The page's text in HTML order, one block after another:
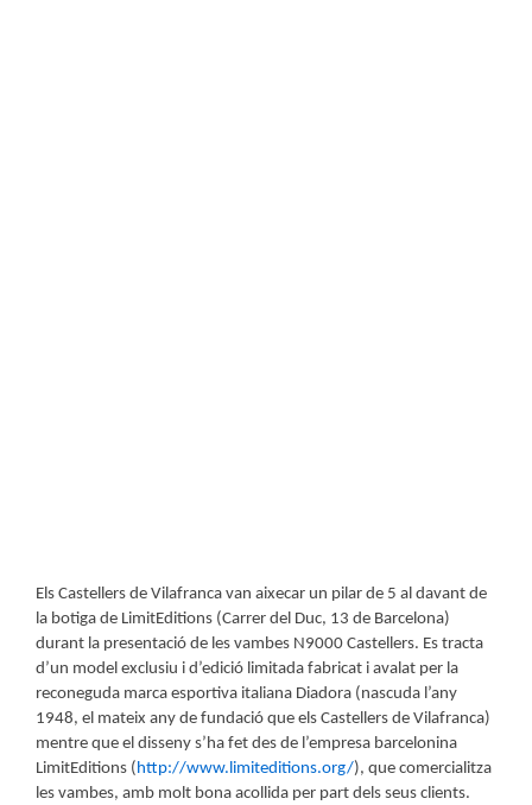
Els Castellers de Vilafranca van aixecar un pilar de 5 al davant de
la botiga de LimitEditions (Carrer del Duc, 13 de Barcelona)
durant la presentació de les vambes N9000 Castellers. Es tracta
d’un model exclusiu i d’edició limitada fabricat i avalat per la
reconeguda marca esportiva italiana Diadora (nascuda l’any
1948, el mateix any de fundació que els Castellers de Vilafranca)
mentre que el disseny s’ha fet des de l’empresa barcelonina
LimitEditions (http://www.limiteditions.org/), que comercialitza
les vambes, amb molt bona acollida per part dels seus clients.